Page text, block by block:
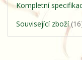
Kompletní
Související zboží 16